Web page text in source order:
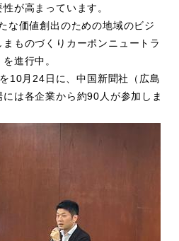
が高まっています。
な価値創出のための地域のビジ
ものづくりカーポンニュートラ
進行中。
10月24日に、中国新聞社（広島
は各企業から約90人が参加しま